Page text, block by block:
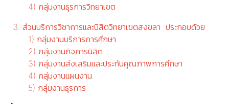
4) กลุ่มงานธุรการวิทยาเขต
3. ส่วนบริการวิชาการและนิสิตวิทยาเขตสงขลา ประกอบด้วย
1) กลุ่มงานบริการการศึกษา
2) กลุ่มงานกิจการนิสิต
3) กลุ่มงานส่งเสริมและประกันคุณภาพการศึกษา
4) กลุ่มงานแผนงาน
5) กลุ่มงานธุรการ